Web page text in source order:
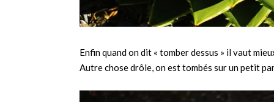
Enfin quand on dit « tomber dessus » il vaut
Autre chose drôle, on est tombés sur un petit